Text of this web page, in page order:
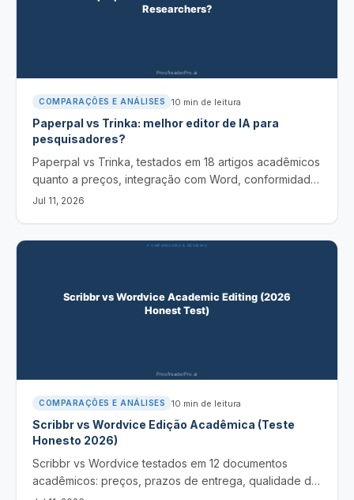
COMPARAÇÕES E ANÁLISES 10 min de leitura
Paperpal vs Trinka: melhor editor de IA para
pesquisadores?
Paperpal vs Trinka, testados em 18 artigos acadêmicos
quanto a preços, integração com Word, conformidade
com periódicos e detecção de IA, além da alternativa
Jul 11, 2026
COMPARAÇÕES E ANÁLISES 10 min de leitura
Scribbr vs Wordvice Edição Acadêmica (Teste
Honesto 2026)
Scribbr vs Wordvice testados em 12 documentos
acadêmicos: preços, prazos de entrega, qualidade do